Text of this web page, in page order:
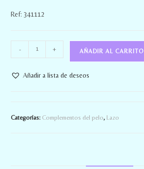
Ref: 341112
- + AÑADIR AL CARRITO
Añadir a lista de deseos
Categorías: Complementos del pelo, Lazo